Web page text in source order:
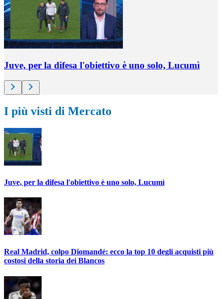
Juve, per la difesa l'obiettivo è uno solo, Lucumì
I più visti di Mercato
Juve, per la difesa l'obiettivo è uno solo, Lucumì
Real Madrid, colpo Diomandé: ecco la top 10 degli acquisti più
costosi della storia dei Blancos